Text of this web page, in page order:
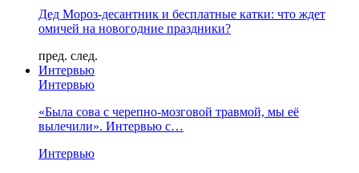
Дед Мороз-десантник и бесплатные катки: что ждет
омичей на новогодние праздники?
пред. след.
Интервью
Интервью
«Была сова с черепно-мозговой травмой, мы её
вылечили». Интервью с…
Интервью